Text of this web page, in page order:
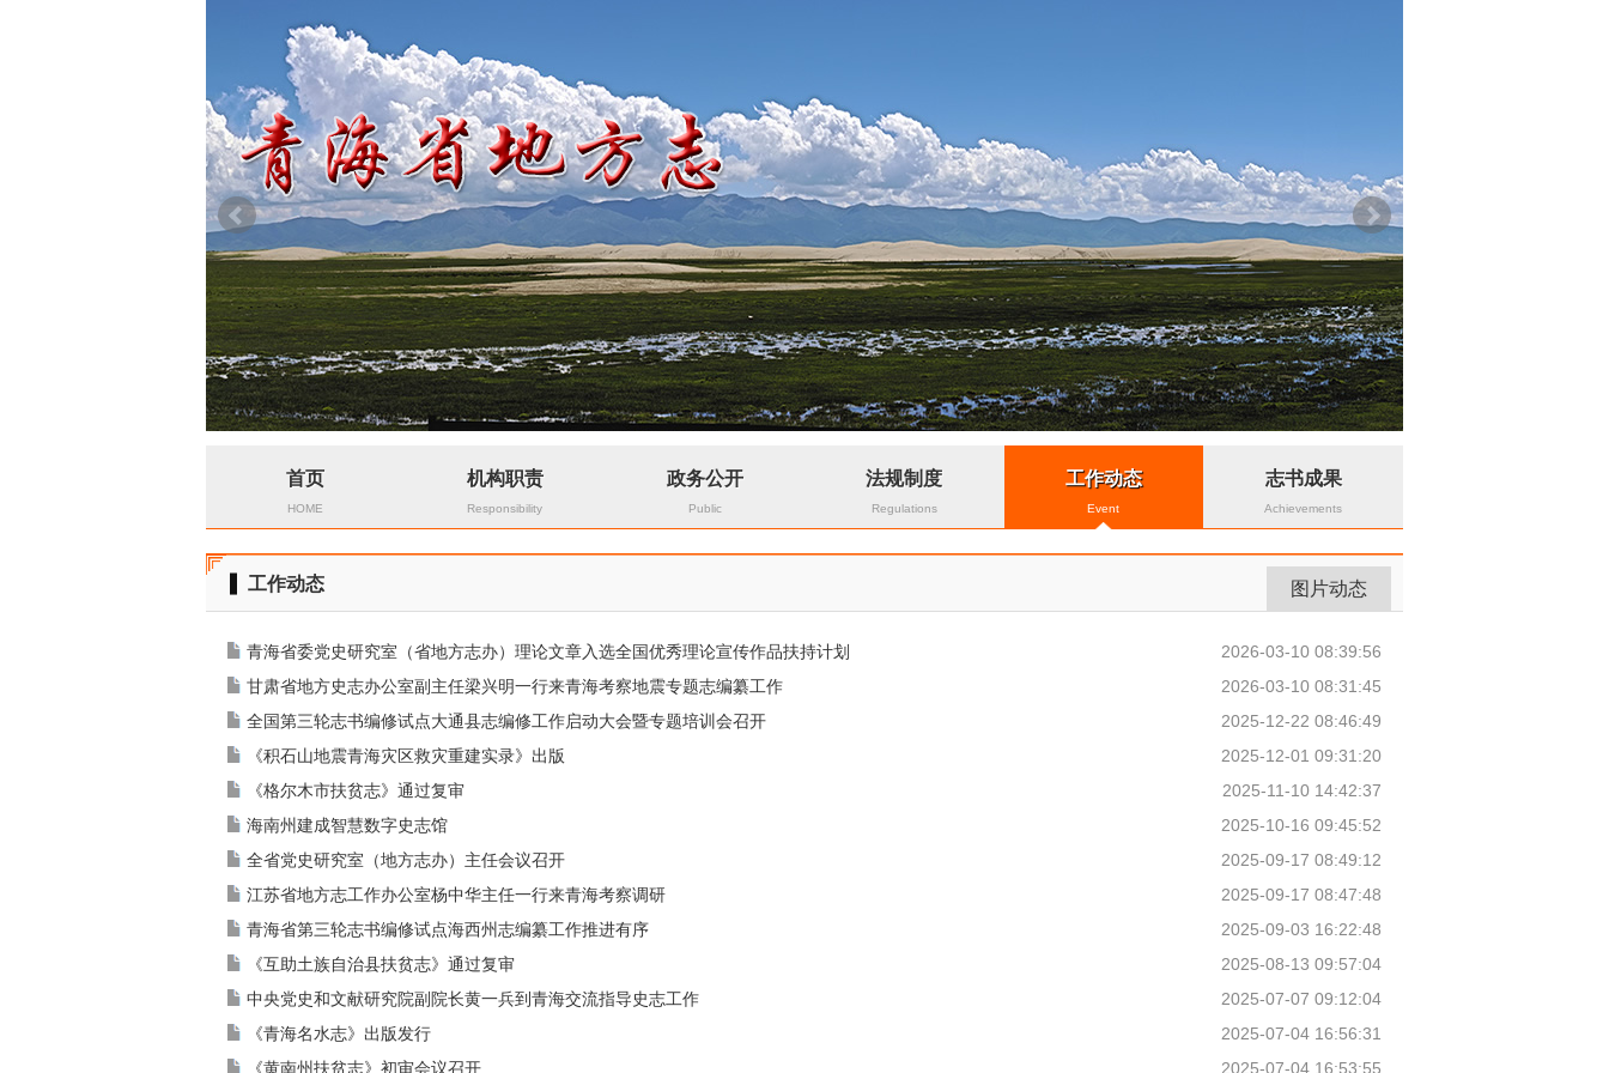
首页
HOME
机构职责
Responsibility
政务公开
Public
法规制度
Regulations
工作动态
Event
志书成果
Achievements
工作动态 图片动态
2026-03-10 08:39:56
青海省委党史研究室（省地方志办）理论文章入选全国优秀理论宣传作品扶持计划
2026-03-10 08:31:45
甘肃省地方史志办公室副主任梁兴明一行来青海考察地震专题志编纂工作
2025-12-22 08:46:49
全国第三轮志书编修试点大通县志编修工作启动大会暨专题培训会召开
2025-12-01 09:31:20
《积石山地震青海灾区救灾重建实录》出版
2025-11-10 14:42:37
《格尔木市扶贫志》通过复审
2025-10-16 09:45:52
海南州建成智慧数字史志馆
2025-09-17 08:49:12
全省党史研究室（地方志办）主任会议召开
2025-09-17 08:47:48
江苏省地方志工作办公室杨中华主任一行来青海考察调研
2025-09-03 16:22:48
青海省第三轮志书编修试点海西州志编纂工作推进有序
2025-08-13 09:57:04
《互助土族自治县扶贫志》通过复审
2025-07-07 09:12:04
中央党史和文献研究院副院长黄一兵到青海交流指导史志工作
2025-07-04 16:56:31
《青海名水志》出版发行
2025-07-04 16:53:55
《黄南州扶贫志》初审会议召开